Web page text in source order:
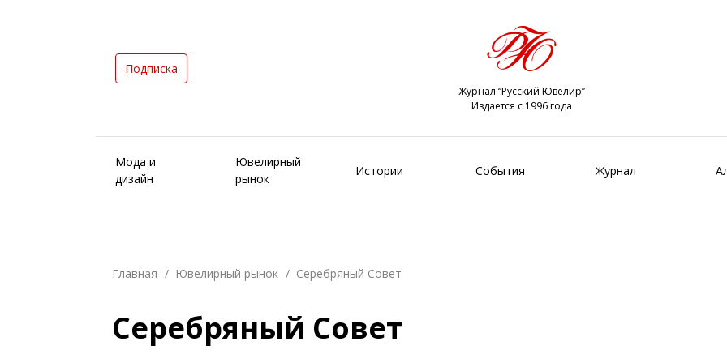
Подписка
Журнал “Русский Ювелир”
Издается с 1996 года
Мода и
дизайн
Ювелирный
рынок
Истории События Журнал
Главная Ювелирный рынок Серебряный Совет
Серебряный Совет